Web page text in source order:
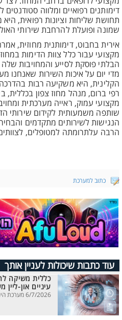
דימותנים רפואיים ומלווה
תחושת שליחות וציונות רפואית,
שמונה ופועלת להרחבת שירותי
אירית בחבוט, דימותנית מחוזית,
מקצועי עבור כלל צוות הדימות
הבלתי פוסקת לסייע והמחויבות
מדי יום על איכות השירות שאנחנו
הקלינית, היא משקיעה רבות
רפי ברום, מנהל מחוז צפון בכללית,
מקצועי עמוק, ראייה מערכתית
שותפה משמעותית לקידום שירותי
הנגישות לשירותים מתקדמים
הרבה עלתרומתה למטופלים,
כתוב למערכת
עוד כתבות שיכולות לעניין אותך
כללית משיקה
עיניים און-
6/7/2026 מערכת היום בעמק